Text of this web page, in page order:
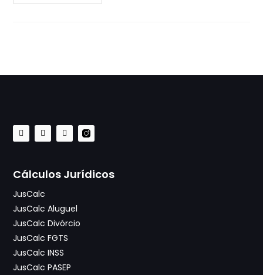
Cálculos Jurídicos
JusCalc
JusCalc Aluguel
JusCalc Divórcio
JusCalc FGTS
JusCalc INSS
JusCalc PASEP